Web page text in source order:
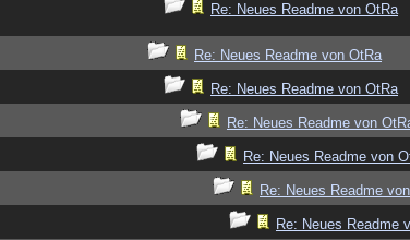
Re: Neues Readme von OtRa
Re: Neues Readme von OtRa
Re: Neues Readme von OtRa
Re: Neues Readme von
Re: Neues Readme von
Re: Neues Readme
Re: Neues Readme